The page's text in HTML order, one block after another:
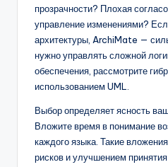
прозрачности? Плохая
управление изменениями?
архитектуры, ArchiMate —
нужно управлять сложной
обеспечения, рассмотрите
использованием UML.
Выбор определяет ясность
Вложите время в понимание
каждого языка. Такие
рисков и улучшением